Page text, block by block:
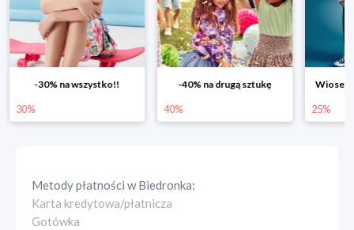
-30% na wszystko!!
30%
-40% na drugą sztukę
40% 25%
Metody płatności wBiedronka:
Karta kredytowa/płatnicza
Gotówka